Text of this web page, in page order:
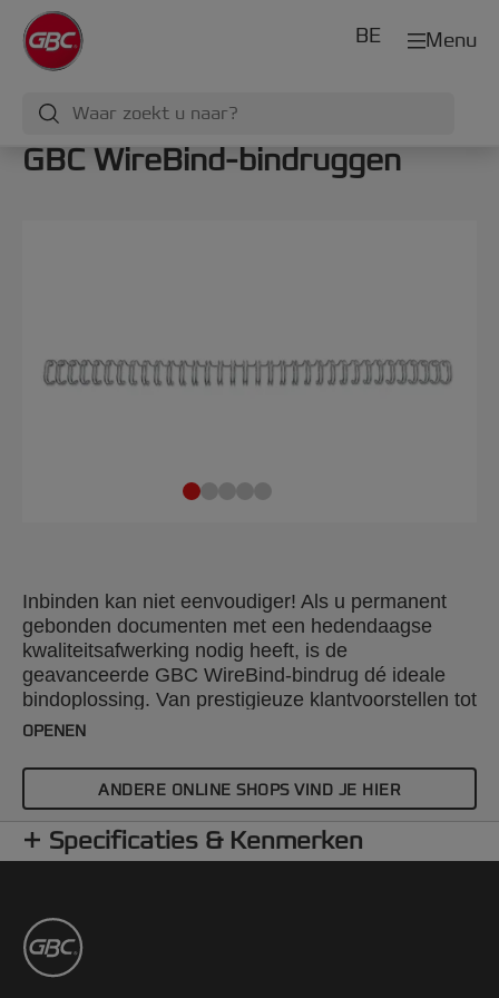
Menu
BE
GBC WireBind-bindruggen
Inbinden kan niet eenvoudiger! Als u permanent
gebonden documenten met een hedendaagse
kwaliteitsafwerking nodig heeft, is de
geavanceerde GBC WireBind-bindrug dé ideale
bindoplossing. Van prestigieuze klantvoorstellen tot
jaarrapporten, de GBC WireBind stuwt uw
WireBind kunnen pagina's plat liggen en ook 360
graden draaien; handig om notities of fotokopieën
te maken. Documenten worden permanent en
fraudebestendig gebonden zodat u zeker kunt zijn
gatenafstand van 3:1 (34 ringen), is geschikt voor
alle standaard-draadrugmachines. Kleur: zwart.
Bindt tot 125 pagina's. A4-formaat. Aantal stuks per
OPENEN
ANDERE ONLINE SHOPS VIND JE HIER
Specificaties & Kenmerken